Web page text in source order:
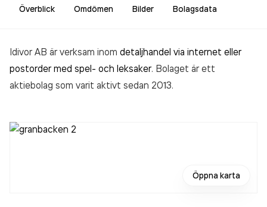
Överblick Omdömen Bilder Bolagsdata
Idivor AB är verksam inom detaljhandel via internet eller
postorder med spel- och leksaker. Bolaget är ett
aktiebolag som varit aktivt sedan 2013.
Öppna karta